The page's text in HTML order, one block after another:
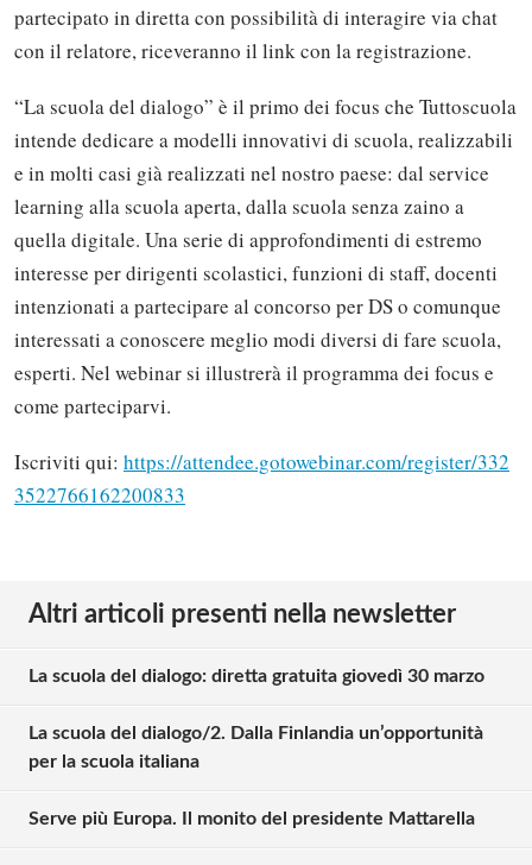
partecipato in diretta con possibilità di interagire via chat
con il relatore, riceveranno il link con la registrazione.
“La scuola del dialogo” è il primo dei focus che Tuttoscuola
intende dedicare a modelli innovativi di scuola, realizzabili
e in molti casi già realizzati nel nostro paese: dal service
learning alla scuola aperta, dalla scuola senza zaino a
quella digitale. Una serie di approfondimenti di estremo
interesse per dirigenti scolastici, funzioni di staff, docenti
intenzionati a partecipare al concorso per DS o comunque
interessati a conoscere meglio modi diversi di fare scuola,
esperti. Nel webinar si illustrerà il programma dei focus e
come parteciparvi.
Iscriviti qui: https://attendee.gotowebinar.com/register/332
3522766162200833
Altri articoli presenti nella newsletter
La scuola del dialogo: diretta gratuita giovedì 30 marzo
La scuola del dialogo/2. Dalla Finlandia un’opportunità
per la scuola italiana
Serve più Europa. Il monito del presidente Mattarella